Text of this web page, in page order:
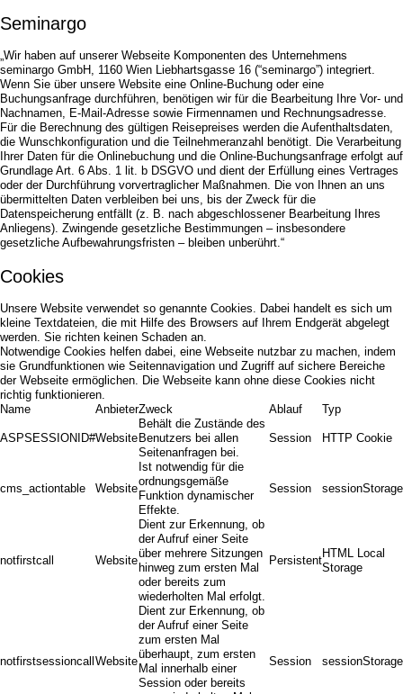
Seminargo
„Wir haben auf unserer Webseite Komponenten des Unternehmens
seminargo GmbH, 1160 Wien Liebhartsgasse 16 (“seminargo”) integriert.
Wenn Sie über unsere Website eine Online-Buchung oder eine
Buchungsanfrage durchführen, benötigen wir für die Bearbeitung Ihre Vor- und
Nachnamen, E-Mail-Adresse sowie Firmennamen und Rechnungsadresse.
Für die Berechnung des gültigen Reisepreises werden die Aufenthaltsdaten,
die Wunschkonfiguration und die Teilnehmeranzahl benötigt. Die Verarbeitung
Ihrer Daten für die Onlinebuchung und die Online-Buchungsanfrage erfolgt auf
Grundlage Art. 6 Abs. 1 lit. b DSGVO und dient der Erfüllung eines Vertrages
oder der Durchführung vorvertraglicher Maßnahmen. Die von Ihnen an uns
übermittelten Daten verbleiben bei uns, bis der Zweck für die
Datenspeicherung entfällt (z. B. nach abgeschlossener Bearbeitung Ihres
Anliegens). Zwingende gesetzliche Bestimmungen – insbesondere
gesetzliche Aufbewahrungsfristen – bleiben unberührt.“
Cookies
Unsere Website verwendet so genannte Cookies. Dabei handelt es sich um
kleine Textdateien, die mit Hilfe des Browsers auf Ihrem Endgerät abgelegt
werden. Sie richten keinen Schaden an.
Notwendige Cookies helfen dabei, eine Webseite nutzbar zu machen, indem
sie Grundfunktionen wie Seitennavigation und Zugriff auf sichere Bereiche
der Webseite ermöglichen. Die Webseite kann ohne diese Cookies nicht
richtig funktionieren.
Name
AnbieterZweck Ablauf Typ
ASPSESSIONID#Website
Behält die Zustände des
Benutzers bei allen
Seitenanfragen bei.
Session HTTP Cookie
cms_actiontable Website
Ist notwendig für die
ordnungsgemäße
Funktion dynamischer
Effekte.
Session sessionStorage
notfirstcall Website
Dient zur Erkennung, ob
der Aufruf einer Seite
über mehrere Sitzungen
hinweg zum ersten Mal
oder bereits zum
wiederholten Mal erfolgt.
Persistent
HTML Local
Storage
notfirstsessioncall Website
Dient zur Erkennung, ob
der Aufruf einer Seite
zum ersten Mal
überhaupt, zum ersten
Mal innerhalb einer
Session oder bereits
Session sessionStorage